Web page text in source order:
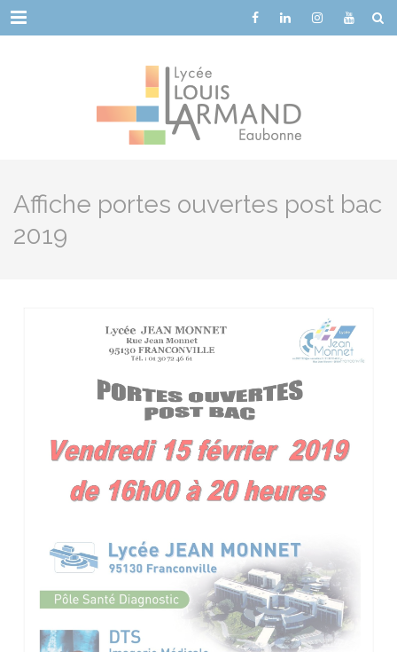
Menu
Affiche portes ouvertes post bac
2019
Cookies management panel